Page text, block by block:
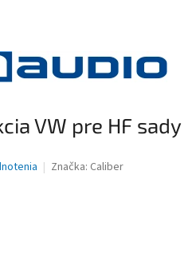
VW pre HF sady
Značka: Caliber